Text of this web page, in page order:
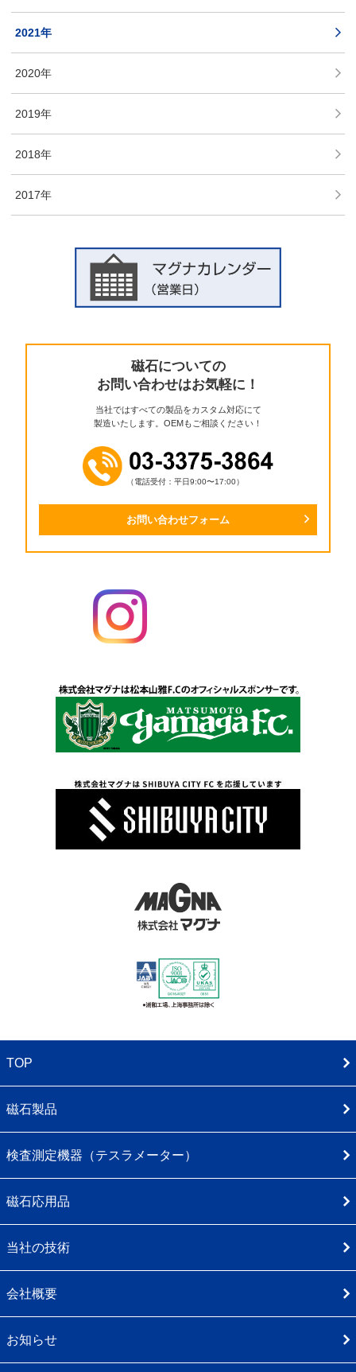
2021年
2020年
2019年
2018年
2017年
磁石についての
お問い合わせはお気軽に！
当社ではすべての製品をカスタム対応にて
製造いたします。OEMもご相談ください！
（電話受付：平日9:00〜17:00）
お問い合わせフォーム
TOP
磁石製品
検査測定機器（テスラメーター）
磁石応用品
当社の技術
会社概要
お知らせ